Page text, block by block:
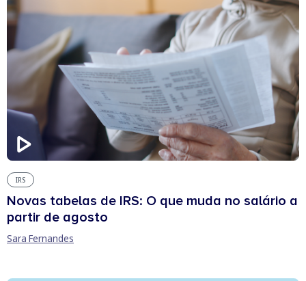
IRS
Novas tabelas de IRS: O que muda no salário a
partir de agosto
Sara Fernandes